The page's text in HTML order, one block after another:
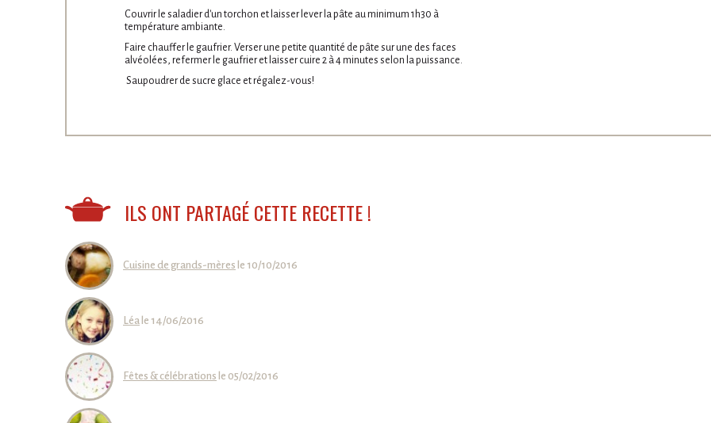
Couvrir le saladier d'un torchon et laisser lever la pâte au minimum 1h30 à
température ambiante.
Faire chauffer le gaufrier. Verser une petite quantité de pâte sur une des faces
alvéolées, refermer le gaufrier et laisser cuire 2 à 4 minutes selon la puissance.
Saupoudrer de sucre glace et régalez-vous!
ILS ONT PARTAGÉ CETTE RECETTE !
Cuisine de grands-mères le 10/10/2016
Léa le 14/06/2016
Fêtes & célébrations le 05/02/2016